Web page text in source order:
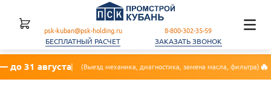
диагностика, замена масла, фильтра)🔥 Акция: При покупке
psk-kuban@psk-holding.ru
БЕСПЛАТНЫЙ РАСЧЕТ
8-800-302-35-59
ЗАКАЗАТЬ ЗВОНОК